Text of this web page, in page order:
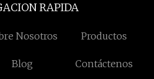
RAPIDA
Nosotros Productos
Blog Contáctenos